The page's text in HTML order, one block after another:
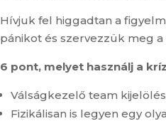
Hívjuk fel higgadtan a
pánikot és szervezzük meg a
6 pont, melyet használj a
Válságkezelő team
Fizikálisan is legyen egy